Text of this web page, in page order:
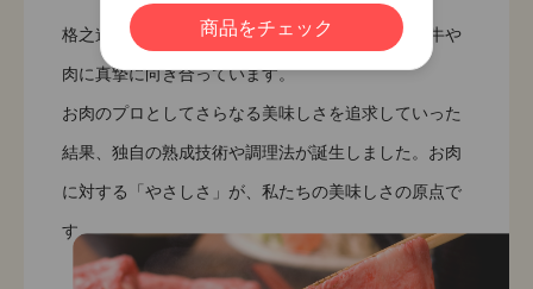
格之進は「世界一お肉に真剣な会社」を目指し、牛や
肉に真摯に向き合っています。
お肉のプロとしてさらなる美味しさを追求していった
結果、独自の熟成技術や調理法が誕生しました。お肉
に対する「やさしさ」が、私たちの美味しさの原点で
す。